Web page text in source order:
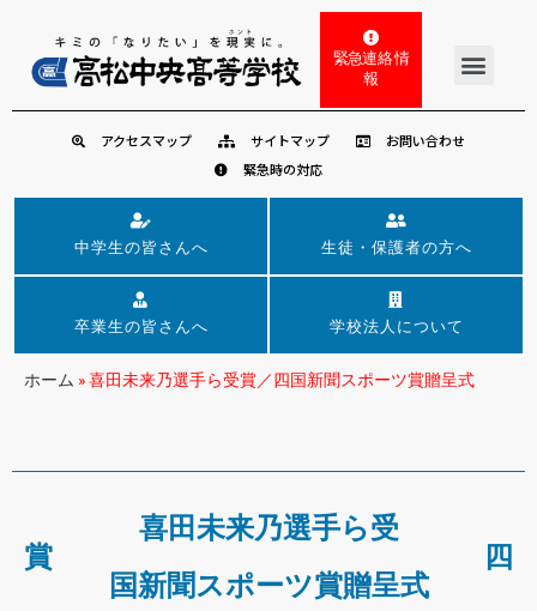
緊急連絡 情
報
アクセスマップ サイトマップ
お問い合わせ
緊急時の対応
中学生の皆さんへ 生徒・保護者の方へ
卒業生の皆さんへ 学校法人について
ホーム »喜田未来乃選手ら受賞／四国新聞スポーツ賞贈呈式
喜田未来乃選手ら受
賞 四
国新聞スポーツ賞贈呈式